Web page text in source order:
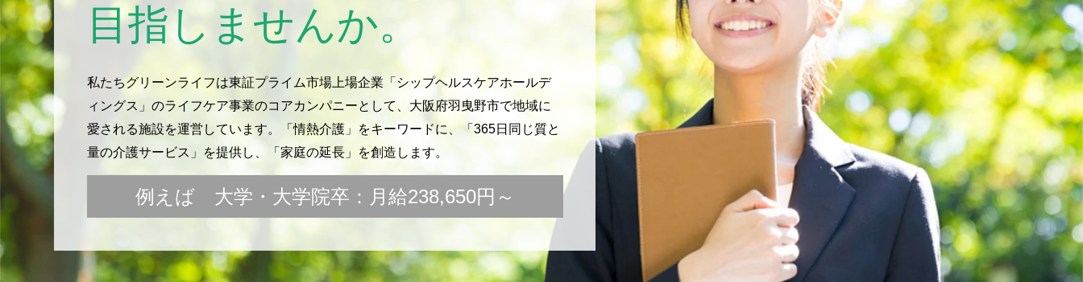
目指しませんか。
私たちグリーンライフは東証プライム市場上場企業「シップヘルスケアホールデ
ィングス」のライフケア事業のコアカンパニーとして、大阪府羽曳野市で地域に
愛される施設を運営しています。「情熱介護」をキーワードに、「365日同じ質と
量の介護サービス」を提供し、「家庭の延長」を創造します。
例えば 大学・大学院卒：月給238,650円～